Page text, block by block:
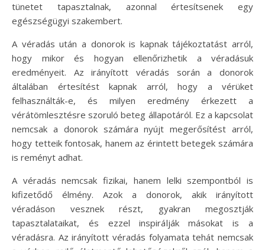
tünetet tapasztalnak, azonnal értesítsenek egy
egészségügyi szakembert.
A véradás után a donorok is kapnak tájékoztatást arról,
hogy mikor és hogyan ellenőrizhetik a véradásuk
eredményeit. Az irányított véradás során a donorok
általában értesítést kapnak arról, hogy a vérüket
felhasználták-e, és milyen eredmény érkezett a
vérátömlesztésre szoruló beteg állapotáról. Ez a kapcsolat
nemcsak a donorok számára nyújt megerősítést arról,
hogy tetteik fontosak, hanem az érintett betegek számára
is reményt adhat.
A véradás nemcsak fizikai, hanem lelki szempontból is
kifizetődő élmény. Azok a donorok, akik irányított
véradáson vesznek részt, gyakran megosztják
tapasztalataikat, és ezzel inspirálják másokat is a
véradásra. Az irányított véradás folyamata tehát nemcsak